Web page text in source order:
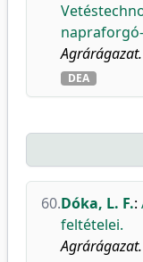
Agrárágazat.
DEA
60.Dóka, L. F.:
feltételei.
Agrárágazat.